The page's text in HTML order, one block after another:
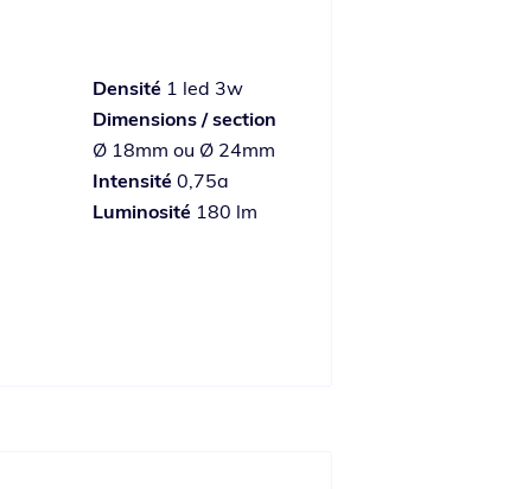
Densité 1 led 3w
Dimensions / section
Ø 18mm ou Ø 24mm
Intensité 0,75a
Luminosité 180 lm